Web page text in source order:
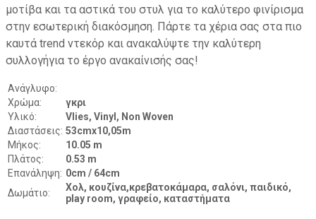
μοτίβα και τα αστικά του στυλ για το καλύτερο φινίρισμα
στην εσωτερική διακόσμηση. Πάρτε τα χέρια σας στα πιο
καυτά trend ντεκόρ και ανακαλύψτε την καλύτερη
συλλογήγια το έργο ανακαίνισής σας!
Ανάγλυφο:
Χρώμα:
γκρι
Υλικό:
Vlies, Vinyl, Non Woven
Διαστάσεις: 53cmx10,05m
Μήκος:
10.05 m
Πλάτος:
0.53 m
Επανάληψη: 0cm / 64cm
Δωμάτιο:
Χολ, κουζίνα,κρεβατοκάμαρα, σαλόνι, παιδικό,
play room, γραφείο, καταστήματα